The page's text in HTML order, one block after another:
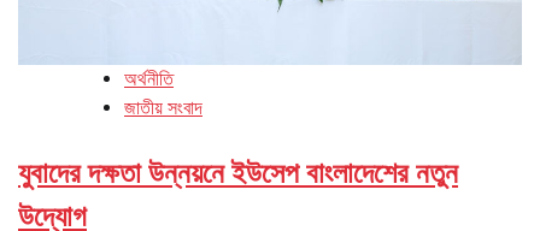
অর্থনীতি
জাতীয় সংবাদ
যুবাদের দক্ষতা উন্নয়নে ইউসেপ বাংলাদেশের নতুন
উদ্যোগ